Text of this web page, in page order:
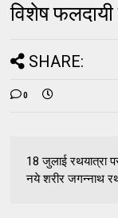
विशेष फलदायी
SHARE:
0
18 जुलाई रथयात्रा
नये शरीर जगन्नाथ